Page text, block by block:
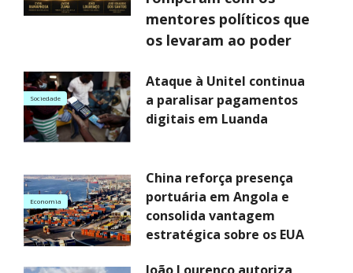
mentores políticos que
os levaram ao poder
Sociedade
Ataque à Unitel continua
a paralisar pagamentos
digitais em Luanda
Economia
China reforça presença
portuária em Angola e
consolida vantagem
estratégica sobre os EUA